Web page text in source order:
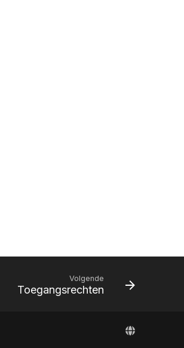
Volgende
Toegangsrechten